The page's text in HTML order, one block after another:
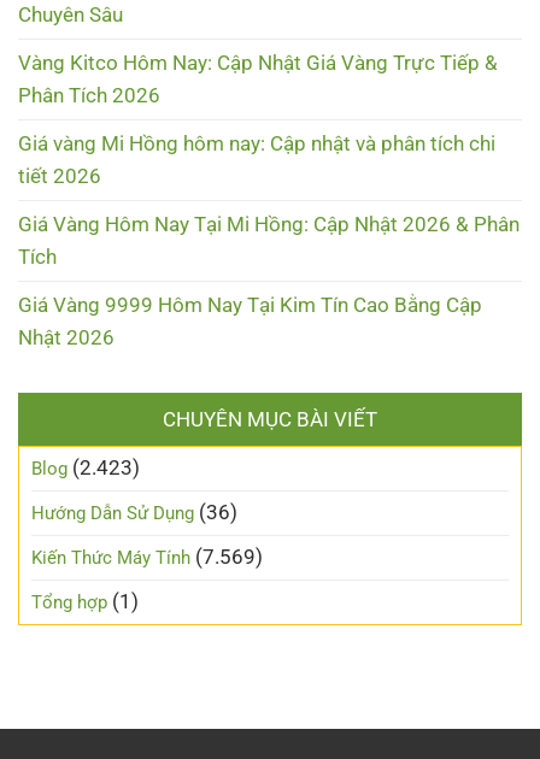
Chuyên Sâu
Vàng Kitco Hôm Nay: Cập Nhật Giá Vàng Trực Tiếp &
Phân Tích 2026
Giá vàng Mi Hồng hôm nay: Cập nhật và phân tích chi
tiết 2026
Giá Vàng Hôm Nay Tại Mi Hồng: Cập Nhật 2026 & Phân
Tích
Giá Vàng 9999 Hôm Nay Tại Kim Tín Cao Bằng Cập
Nhật 2026
CHUYÊN MỤC BÀI VIẾT
Blog (2.423)
Hướng Dẫn Sử Dụng (36)
Kiến Thức Máy Tính (7.569)
Tổng hợp (1)